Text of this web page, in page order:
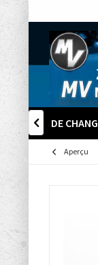
PALETTES DE

Aperçu